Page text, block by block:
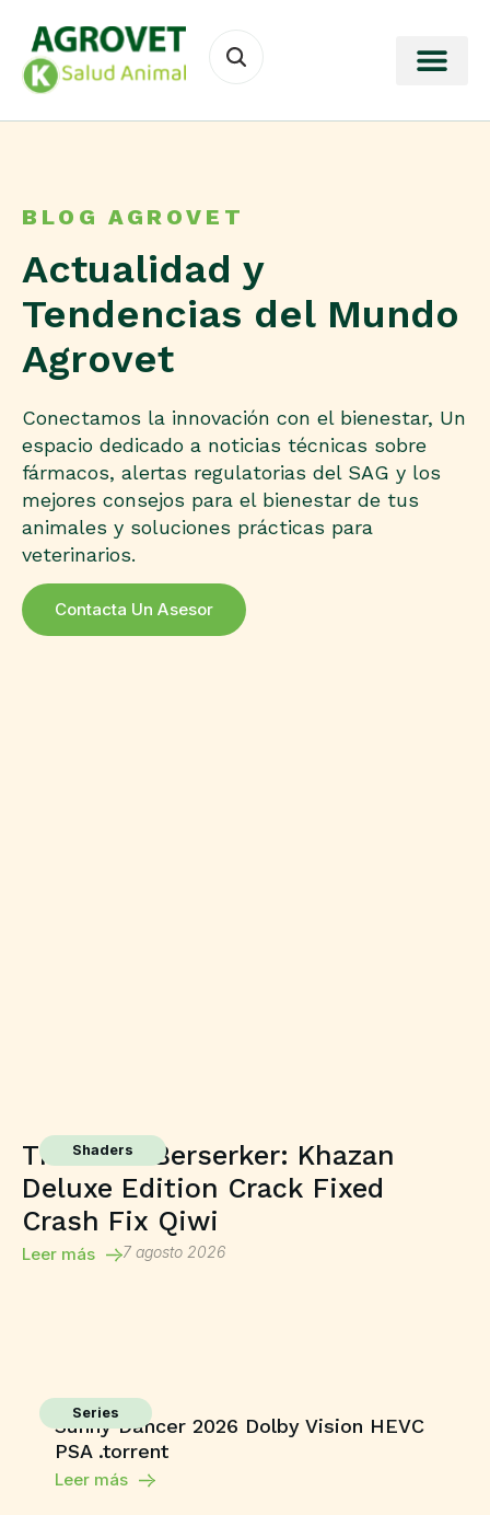
BLOG AGROVET
Actualidad y
Tendencias del Mundo
Agrovet
Conectamos la innovación con el bienestar, Un
espacio dedicado a noticias técnicas sobre
fármacos, alertas regulatorias del SAG y los
mejores consejos para el bienestar de tus
animales y soluciones prácticas para
veterinarios.
Contacta Un Asesor
Shaders
The First Berserker: Khazan
Deluxe Edition Crack Fixed
Crash Fix Qiwi
Leer más 7 agosto 2026
Series
Sunny Dancer 2026 Dolby Vision HEVC
PSA .torrent
Leer más